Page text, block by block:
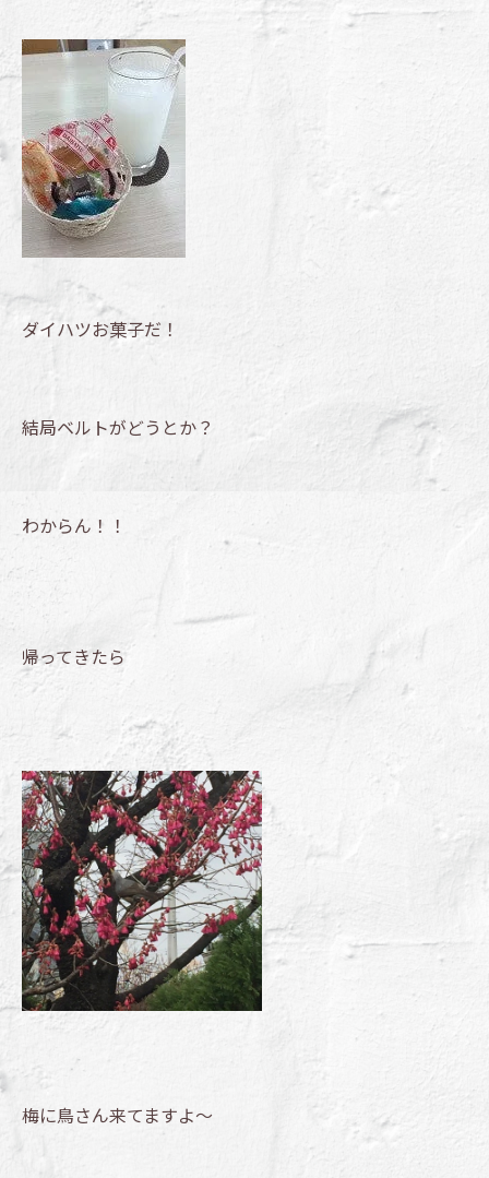
ダイハツお菓子だ！
結局ベルトがどうとか？
わからん！！
帰ってきたら
梅に鳥さん来てますよ～